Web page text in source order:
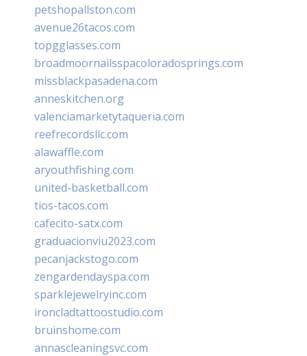
petshopallston.com
avenue26tacos.com
topgglasses.com
broadmoornailsspacoloradosprings.com
missblackpasadena.com
anneskitchen.org
valenciamarketytaqueria.com
reefrecordsllc.com
alawaffle.com
aryouthfishing.com
united-basketball.com
tios-tacos.com
cafecito-satx.com
graduacionviu2023.com
pecanjackstogo.com
zengardendayspa.com
sparklejewelryinc.com
ironcladtattoostudio.com
bruinshome.com
annascleaningsvc.com